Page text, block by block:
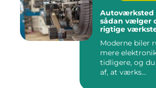
Autoværksted
sådan vælger
rigtige
Moderne biler
mere
tidligere, og
af, at værks...